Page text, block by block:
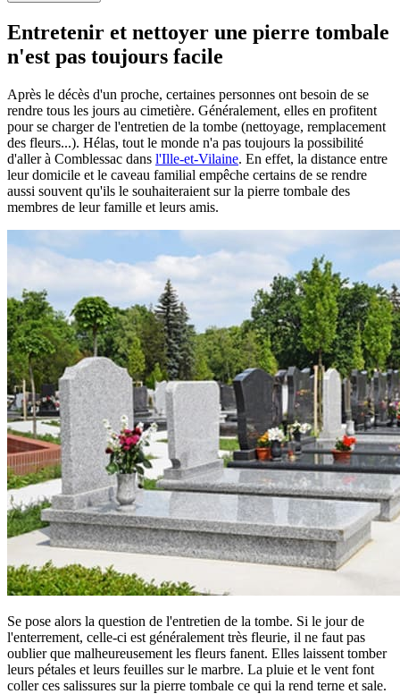
Entretenir et nettoyer une pierre tombale
n'est pas toujours facile
Après le décès d'un proche, certaines personnes ont besoin de se
rendre tous les jours au cimetière. Généralement, elles en profitent
pour se charger de l'entretien de la tombe (nettoyage, remplacement
des fleurs...). Hélas, tout le monde n'a pas toujours la possibilité
d'aller à Comblessac dans l'Ille-et-Vilaine. En effet, la distance entre
leur domicile et le caveau familial empêche certains de se rendre
aussi souvent qu'ils le souhaiteraient sur la pierre tombale des
membres de leur famille et leurs amis.
Se pose alors la question de l'entretien de la tombe. Si le jour de
l'enterrement, celle-ci est généralement très fleurie, il ne faut pas
oublier que malheureusement les fleurs fanent. Elles laissent tomber
leurs pétales et leurs feuilles sur le marbre. La pluie et le vent font
coller ces salissures sur la pierre tombale ce qui la rend terne et sale.